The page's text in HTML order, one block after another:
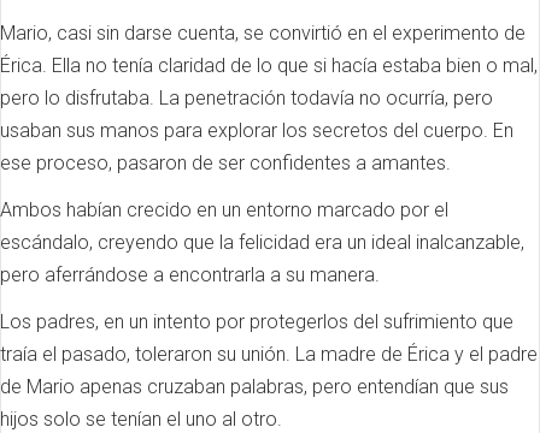
Mario, casi sin darse cuenta, se convirtió en el experimento de
Érica. Ella no tenía claridad de lo que si hacía estaba bien o mal,
pero lo disfrutaba. La penetración todavía no ocurría, pero
usaban sus manos para explorar los secretos del cuerpo. En
ese proceso, pasaron de ser confidentes a amantes.
Ambos habían crecido en un entorno marcado por el
escándalo, creyendo que la felicidad era un ideal inalcanzable,
pero aferrándose a encontrarla a su manera.
Los padres, en un intento por protegerlos del sufrimiento que
traía el pasado, toleraron su unión. La madre de Érica y el padre
de Mario apenas cruzaban palabras, pero entendían que sus
hijos solo se tenían el uno al otro.